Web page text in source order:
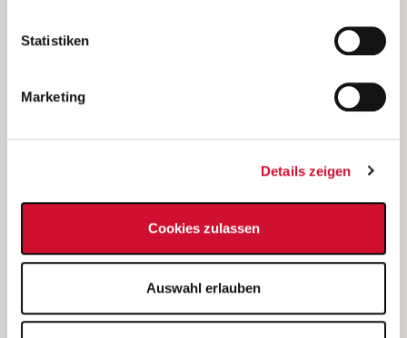
unsererDatenschutzerklärung
Statistiken
Marketing
Details zeigen
Cookies zulassen
Auswahl erlauben
(Ein Tochterunternehmen des AWO Bezirksverbandes Unterfranken
e.V.)
Bewerbung als Altenpflegehelfer*in
Bewerbung als Erzieher*in
AWO Gliederungen nach Bundesland